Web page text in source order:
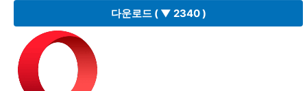
다운로드( ▼ 2340 )